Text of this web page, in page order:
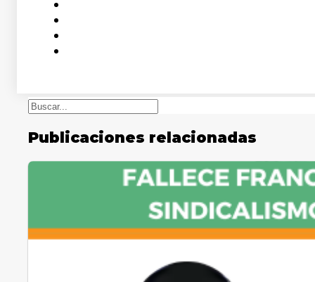
Buscar
Publicaciones relacionadas